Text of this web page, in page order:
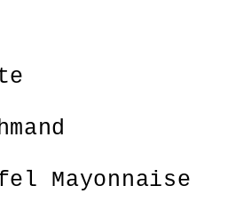
Mayonnaise